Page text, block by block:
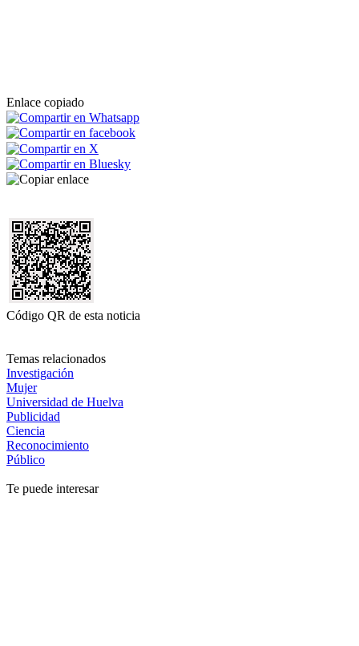
Enlace copiado
Código QR de esta noticia
Temas relacionados
Investigación
Mujer
Universidad de Huelva
Publicidad
Ciencia
Reconocimiento
Público
Te puede interesar